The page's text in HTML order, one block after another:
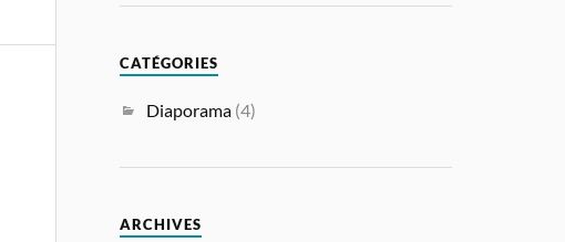
CATÉGORIES
Diaporama (4)
ARCHIVES